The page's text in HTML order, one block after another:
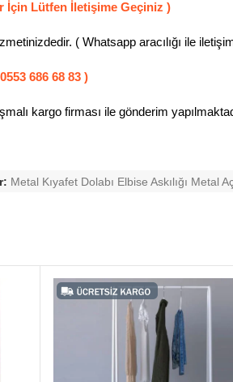
İçin Lütfen İletişime Geçiniz )
( Whatsapp aracılığı ile
686 68 83 )
kargo firması ile gönderim
Metal Kıyafet Dolabı Elbise Askılığı Metal